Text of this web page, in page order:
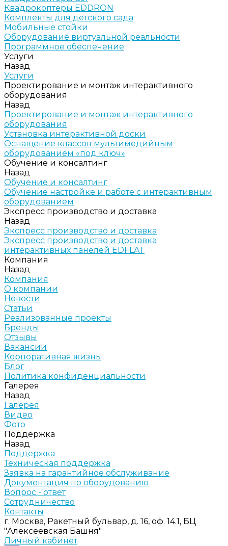
Квадрокоптеры EDDRON
Комплекты для детского сада
Мобильные стойки
Оборудование виртуальной реальности
Программное обеспечение
Услуги
Назад
Услуги
Проектирование и монтаж интерактивного
оборудования
Назад
Проектирование и монтаж интерактивного
оборудования
Установка интерактивной доски
Оснащение классов мультимедийным
оборудованием «под ключ»
Обучение и консалтинг
Назад
Обучение и консалтинг
Обучение настройке и работе с интерактивным
оборудованием
Экспресс производство и доставка
Назад
Экспресс производство и доставка
Экспресс производство и доставка
интерактивных панелей EDFLAT
Компания
Назад
Компания
О компании
Новости
Статьи
Реализованные проекты
Бренды
Отзывы
Вакансии
Корпоративная жизнь
Блог
Политика конфиденциальности
Галерея
Назад
Галерея
Видео
Фото
Поддержка
Назад
Поддержка
Техническая поддержка
Заявка на гарантийное обслуживание
Документация по оборудованию
Вопрос - ответ
Сотрудничество
Контакты
г. Москва, Ракетный бульвар, д. 16, оф. 14.1, БЦ
"Алексеевская Башня"
Личный кабинет